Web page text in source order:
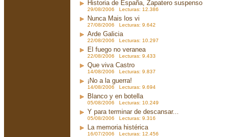
Historia de España, Zapatero suspenso
29/08/2006 Lecturas: 12.386
Nunca Mais los vi
27/08/2006 Lecturas: 9.642
Arde Galicia
22/08/2006 Lecturas: 10.297
El fuego no veranea
22/08/2006 Lecturas: 9.433
Que viva Castro
14/08/2006 Lecturas: 9.837
¡No a la guerra!
14/08/2006 Lecturas: 9.694
Blanco y en botella
05/08/2006 Lecturas: 10.249
Y para terminar de descansar...
05/08/2006 Lecturas: 9.316
La memoria histérica
16/07/2006 Lecturas: 12.456